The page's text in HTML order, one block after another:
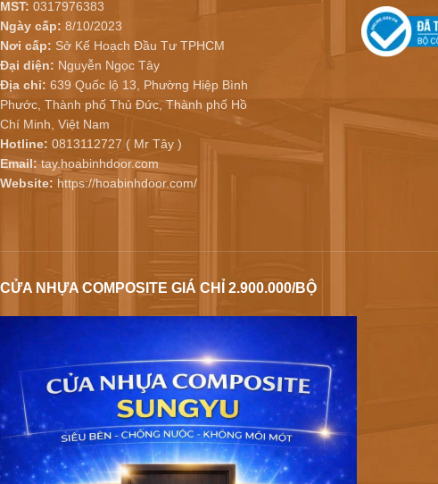
MST: 0317976383
Ngày cấp: 8/10/2023
Nơi cấp: Sở Kế Hoạch Đầu Tư TPHCM
Đại diện: Nguyễn Ngọc Tây
Địa chỉ: 639 Quốc lộ 13, Phường Hiệp Bình
Phước, Thành phố Thủ Đức, Thành phố Hồ
Chí Minh, Việt Nam
Hotline: 0813112727 ( Mr Tây )
Email:tay.hoabinhdoor.com
Website: https://hoabinhdoor.com/
CỬA NHỰA COMPOSITE GIÁ CHỈ 2.900.000/BỘ